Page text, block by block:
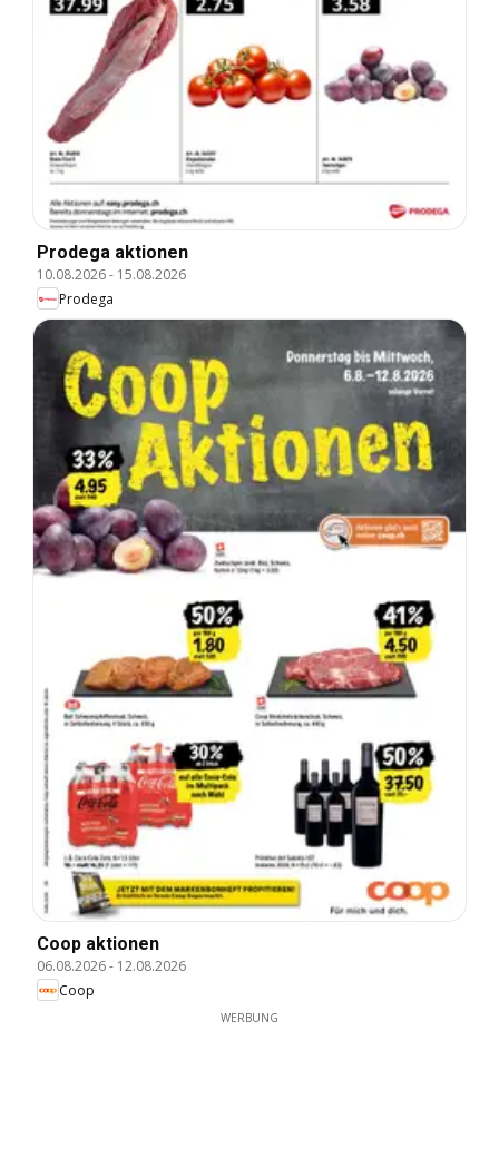
Prodega aktionen
10.08.2026- 15.08.2026
Prodega
Coop aktionen
06.08.2026- 12.08.2026
Coop
WERBUNG